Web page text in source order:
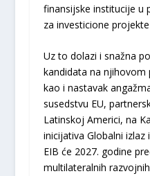
finansijske institucije u
za investicione
Uz to dolazi i snažna
kandidata na njihovom
kao i nastavak
susedstvu EU,
Latinskoj Americi, na
inicijativa Globalni izlaz
EIB će 2027. godine
multilateralnih